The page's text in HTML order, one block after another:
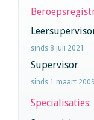
sinds 8 juli 2021
Supervisor
sinds 1 maart 2009
Specialisaties: